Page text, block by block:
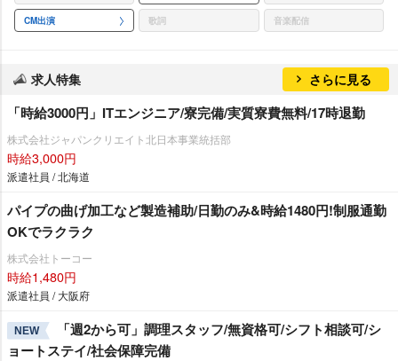
CM出演 歌詞 音楽配信
求人特集 さらに見る
「時給3000円」ITエンジニア/寮完備/実質寮費無料/17時退勤
株式会社ジャパンクリエイト北日本事業統括部
時給3,000円
派遣社員 / 北海道
パイプの曲げ加工など製造補助/日勤のみ&時給1480円!制服通勤
OKでラクラク
株式会社トーコー
時給1,480円
派遣社員 / 大阪府
NEW
「週2から可」調理スタッフ/無資格可/シフト相談可/シ
ョートステイ/社会保障完備